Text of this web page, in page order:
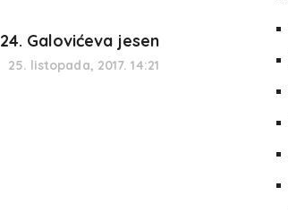
24. Galovićeva jesen
25. listopada, 2017. 14:21